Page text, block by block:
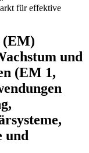
für effektive
(EM)
und
(EM 1,
und